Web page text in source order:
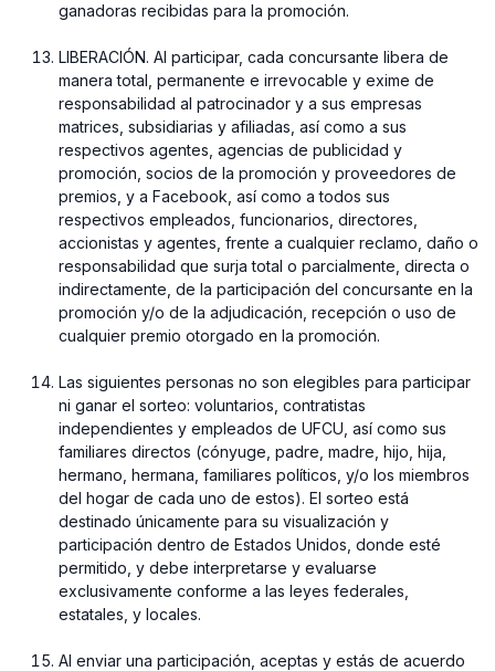
ganadoras recibidas para la promoción.
⁠LIBERACIÓN. Al participar, cada concursante libera de
manera total, permanente e irrevocable y exime de
responsabilidad al patrocinador y a sus empresas
matrices, subsidiarias y afiliadas, así como a sus
respectivos agentes, agencias de publicidad y
promoción, socios de la promoción y proveedores de
premios, y a Facebook, así como a todos sus
respectivos empleados, funcionarios, directores,
accionistas y agentes, frente a cualquier reclamo, daño o
responsabilidad que surja total o parcialmente, directa o
indirectamente, de la participación del concursante en la
promoción y/o de la adjudicación, recepción o uso de
cualquier premio otorgado en la promoción.
⁠Las siguientes personas no son elegibles para participar
ni ganar el sorteo: voluntarios, contratistas
independientes y empleados de UFCU, así como sus
familiares directos (cónyuge, padre, madre, hijo, hija,
hermano, hermana, familiares políticos, y/o los miembros
del hogar de cada uno de estos). El sorteo está
destinado únicamente para su visualización y
participación dentro de Estados Unidos, donde esté
permitido, y debe interpretarse y evaluarse
exclusivamente conforme a las leyes federales,
estatales, y locales.
Al enviar una participación, aceptas y estás de acuerdo